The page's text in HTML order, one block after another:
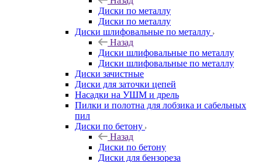
Диски по металлу
Диски по металлу
Диски шлифовальные по металлу
Назад
Диски шлифовальные по металлу
Диски шлифовальные по металлу
Диски зачистные
Диски для заточки цепей
Насадки на УШМ и дрель
Пилки и полотна для лобзика и сабельных
пил
Диски по бетону
Назад
Диски по бетону
Диски для бензореза